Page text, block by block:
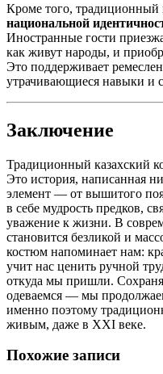
Кроме того,
национальной
Иностранные гости
как живут народы, и
Это поддерживает
утрачивающиеся навыки и
Заключение
Традиционный казахский
Это история, написанная
элемент — от вышитого
в себе мудрость предков,
уважение к жизни. В
становится безликой и
костюм напоминает нам:
учит нас ценить ручной
откуда мы пришли.
одеваемся — мы
именно поэтому
живым, даже в XXI веке.
Похожие записи